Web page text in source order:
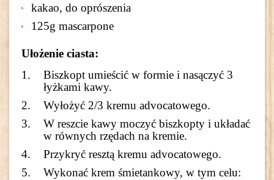
kakao, do oprószenia
125g mascarpone
Ułożenie ciasta:
Biszkopt umieścić w formie i nasączyć 3
łyżkami kawy.
Wyłożyć 2/3 kremu advocatowego.
W reszcie kawy moczyć biszkopty i układać
w równych rzędach na kremie.
Przykryć resztą kremu advocatowego.
Wykonać krem śmietankowy, w tym celu: